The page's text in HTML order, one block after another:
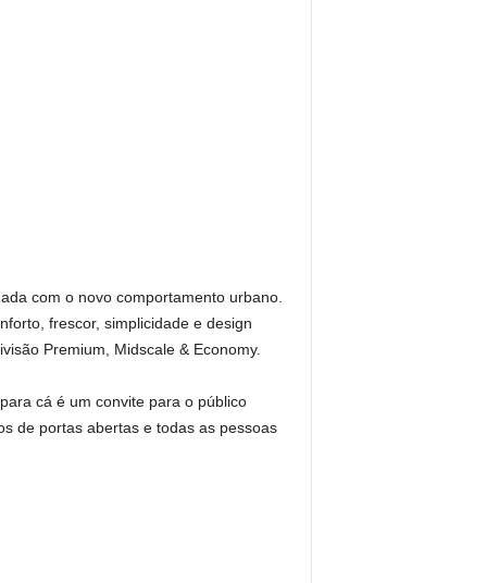
com o novo comportamento urbano.
frescor, simplicidade e design
Premium, Midscale & Economy.
cá é um convite para o público
de portas abertas e todas as pessoas